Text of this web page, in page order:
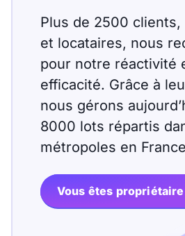
Nombre de pièces
Studio T1 T1 bis
T3 T4 T5
T7 T8 T9
T13 T14 T15
Plus de 2500
et locataires, nous
pour notre réactivité
efficacité. Grâce à
nous gérons
8000 lots répartis
métropoles en
Vous êtes propriétaire